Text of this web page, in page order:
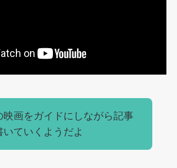
映画をガイドにしながら記事
いていくようだよ